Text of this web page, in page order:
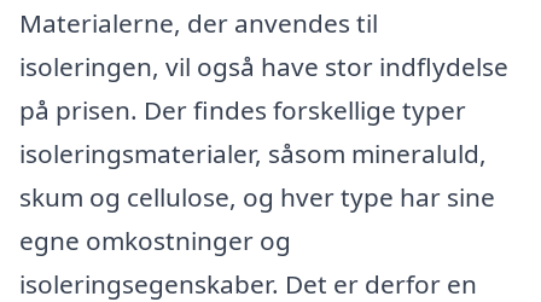
Materialerne, der anvendes til
isoleringen, vil også have stor indflydelse
på prisen. Der findes forskellige typer
isoleringsmaterialer, såsom mineraluld,
skum og cellulose, og hver type har sine
egne omkostninger og
isoleringsegenskaber. Det er derfor en